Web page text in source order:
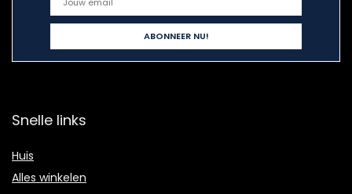
Snelle links
Huis
Alles winkelen